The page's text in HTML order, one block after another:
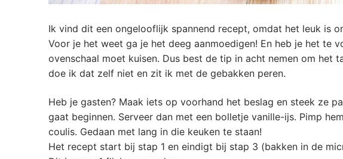
Ik vind dit een ongelooflijk spannend recept, omdat het leuk is
Voor je het weet ga je het deeg aanmoedigen! En heb je het te
ovenschaal moet kuisen. Dus best de tip in acht nemen om het
doe ik dat zelf niet en zit ik met de gebakken peren.
Heb je gasten? Maak iets op voorhand het beslag en steek ze
gaat beginnen. Serveer dan met een bolletje vanille-ijs. Pimp
coulis. Gedaan met lang in die keuken te staan!
Het recept start bij stap 1 en eindigt bij stap 3 (bakken in de